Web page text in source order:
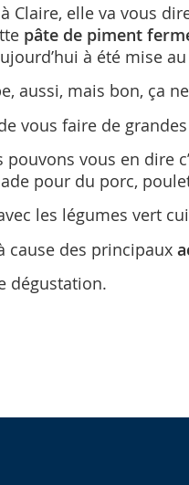
Claire, elle va vous
pâte de piment
à été mise
aussi, mais bon, ça
vous faire de
vous en dire
pour du porc,
les légumes vert
cause des principaux
dégustation.